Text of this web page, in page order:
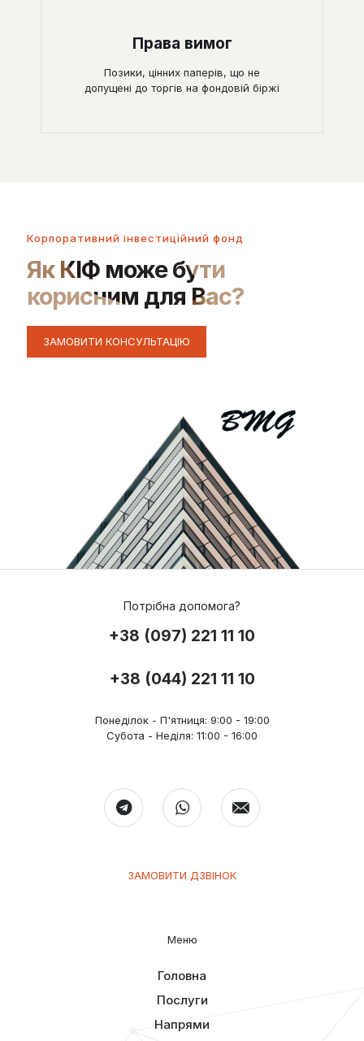
Права вимог
Позики, цінних паперів, що не
допущені до торгів на фондовій біржі
Корпоративний інвестиційний фонд
Як КІФ може бути
корисним для Вас?
ЗАМОВИТИ КОНСУЛЬТАЦІЮ
Потрібна допомога?
+38 (097) 221 11 10
+38 (044) 221 11 10
Понеділок - П'ятниця: 9:00 - 19:00
Субота - Неділя: 11:00 - 16:00
ЗАМОВИТИ ДЗВІНОК
Меню
Головна
Послуги
Напрями